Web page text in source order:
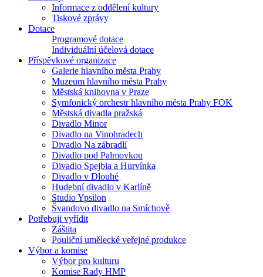
Informace z oddělení kultury
Tiskové zprávy
Dotace
Programové dotace
Individuální účelová dotace
Příspěvkové organizace
Galerie hlavního města Prahy
Muzeum hlavního města Prahy
Městská knihovna v Praze
Symfonický orchestr hlavního města Prahy FOK
Městská divadla pražská
Divadlo Minor
Divadlo na Vinohradech
Divadlo Na zábradlí
Divadlo pod Palmovkou
Divadlo Spejbla a Hurvínka
Divadlo v Dlouhé
Hudební divadlo v Karlíně
Studio Ypsilon
Švandovo divadlo na Smíchově
Potřebuji vyřídit
Záštita
Pouliční umělecké veřejné produkce
Výbor a komise
Výbor pro kulturu
Komise Rady HMP